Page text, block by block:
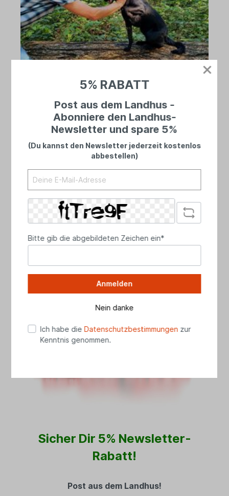
5% RABATT
Post aus dem Landhus -
Abonniere den Landhus-
Newsletter und spare 5%
(Du kannst den Newsletter jederzeit kostenlos
abbestellen)
Bitte gib die abgebildeten Zeichen ein*
Anmelden
Nein danke
Ich habe dieDatenschutzbestimmungen zur
Kenntnis genommen.
Telefon
04461 8989728
Uhr)
WhatsApp:
E-Mail:
info[at]das-landhus.de
Sicher Dir 5% Newsletter-
Rabatt!
Post aus dem Landhus!